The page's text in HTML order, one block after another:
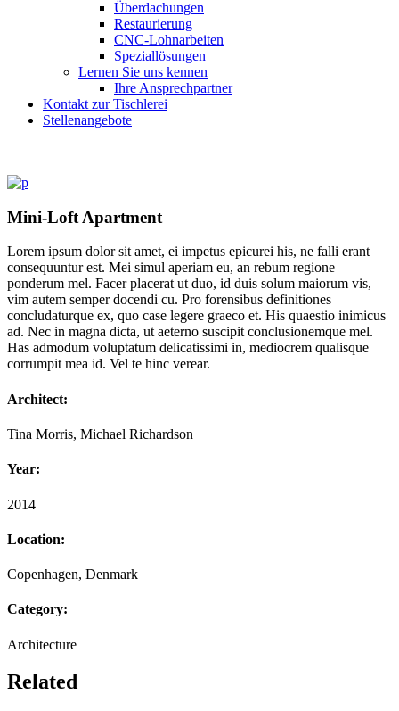
Überdachungen
Restaurierung
CNC-Lohnarbeiten
Speziallösungen
Lernen Sie uns kennen
Ihre Ansprechpartner
Kontakt zur Tischlerei
Stellenangebote
Mini-Loft Apartment
Lorem ipsum dolor sit amet, ei impetus epicurei his, ne falli erant
consequuntur est. Mei simul aperiam eu, an rebum regione
ponderum mel. Facer placerat ut duo, id duis solum maiorum vis,
vim autem semper docendi cu. Pro forensibus definitiones
concludaturque ex, quo case legere graeco et. His quaestio inimicus
ad. Nec in magna dicta, ut aeterno suscipit conclusionemque mel.
Has admodum voluptatum delicatissimi in, mediocrem qualisque
corrumpit mea id. Vel te hinc verear.
Architect:
Tina Morris, Michael Richardson
Year:
2014
Location:
Copenhagen, Denmark
Category:
Architecture
Related